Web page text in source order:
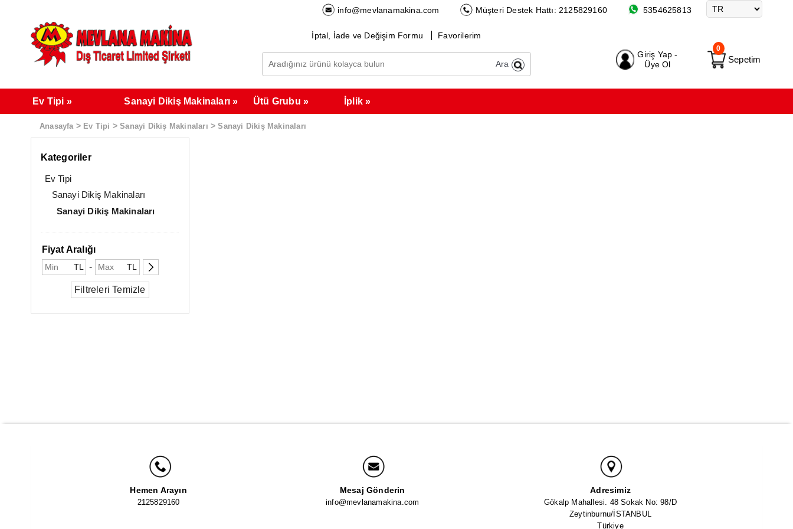
info@mevlanamakina.com Müşteri Destek Hattı: 2125829160 5354625813
İptal, İade ve Değişim Formu Favorilerim
Ara
Giriş Yap -
Üye Ol
Sepetim
0
Ev Tipi Sanayi Dikiş Makinaları Ütü Grubu İplik
Anasayfa > Ev Tipi >Sanayi Dikiş Makinaları >Sanayi Dikiş Makinaları
Kategoriler
Ev Tipi
Sanayi Dikiş Makinaları
Sanayi Dikiş Makinaları
Fiyat Aralığı
TL - TL
Filtreleri Temizle
Hemen Arayın
2125829160
Mesaj Gönderin
info@mevlanamakina.com
Adresimiz
Gökalp Mahallesi. 48 Sokak No: 98/D
Zeytinburnu/İSTANBUL
Türkiye